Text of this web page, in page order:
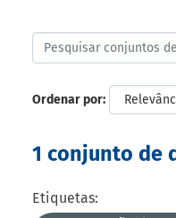
Ordenar por
1 conjunto de
Etiquetas: